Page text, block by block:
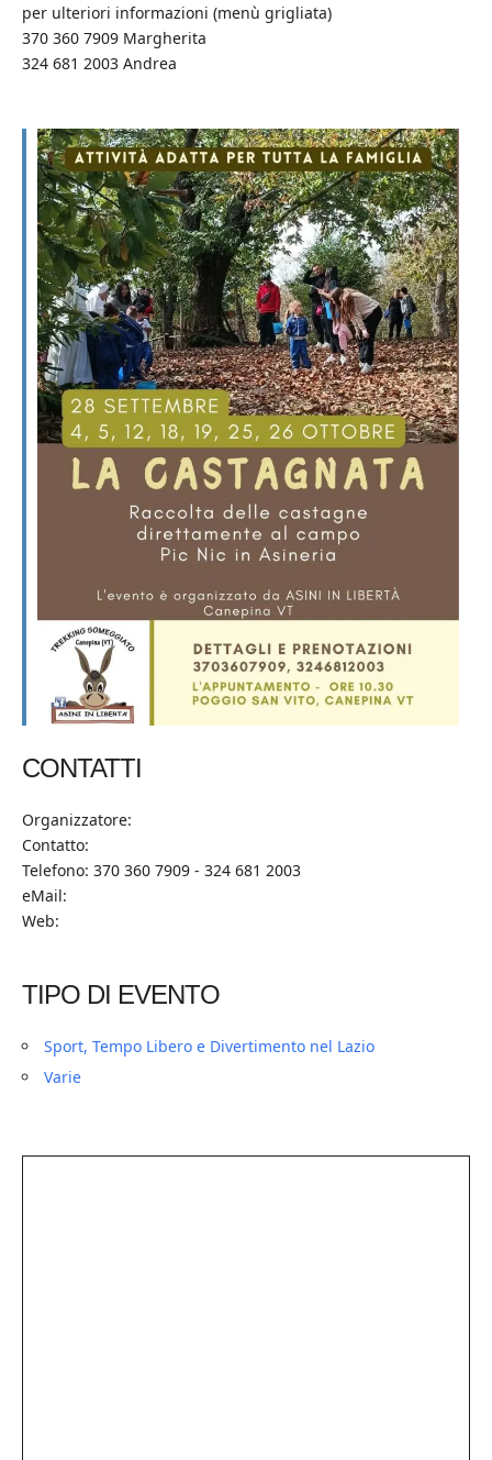
per ulteriori informazioni (menù grigliata)
370 360 7909 Margherita
324 681 2003 Andrea
CONTATTI
Organizzatore:
Contatto:
Telefono: 370 360 7909 - 324 681 2003
eMail:
Web:
TIPO DI EVENTO
Sport, Tempo Libero e Divertimento nel Lazio
Varie